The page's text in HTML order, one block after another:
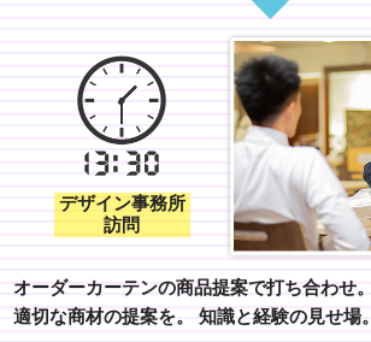
デザイン事務所
訪問
オーダーカーテンの商品提案で打ち合わせ。
適切な商材の提案を。
知識と経験の見せ場。